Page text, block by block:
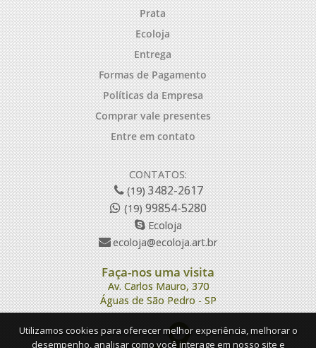
Prata
Ecoloja
Entrega
Formas de Pagamento
Políticas da Empresa
Comprar vale presentes
Entre em contato
CONTATOS:
(19)3482-2617
(19)99854-5280
Ecoloja
ecoloja@ecoloja.art.br
Faça-nos uma visita
Av. Carlos Mauro, 370
Águas de São Pedro - SP
Utilizamos cookies para oferecer melhor experiência, melhorar o
desempenho, analisar como você interage em nosso site e